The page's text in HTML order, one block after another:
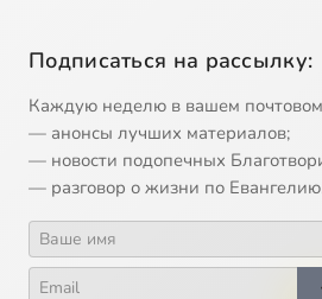
Подписаться на рассылку:
Каждую неделю в вашем
— анонсы лучших материалов;
— новости подопечных
— разговор о жизни по